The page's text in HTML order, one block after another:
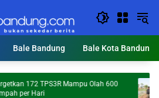
Bale Bandung Bale Kota Bandung
TPS3R Mampu Olah 600
Hari